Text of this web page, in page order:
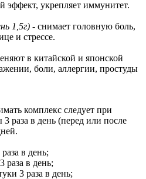
укрепляет иммунитет.
1,5г) - снимает головную боль,
и стрессе.
в китайской и японской
боли, аллергии, простуды
комплекс следует при
раза в день (перед или после
в день;
раза в день;
3 раза в день;